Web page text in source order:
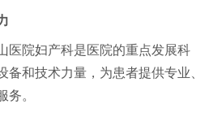
院妇产科是医院的重点发展科
备和技术力量，为患者提供专业、
务。